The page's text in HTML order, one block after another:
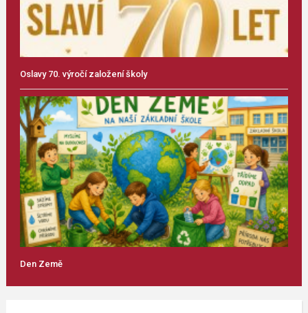
Oslavy 70. výročí založení školy
Den Země